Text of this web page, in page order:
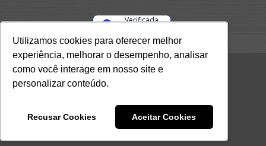
Utilizamos cookies para oferecer melhor
experiência, melhorar o desempenho, analisar
como você interage em nosso site e
personalizar conteúdo.
Recusar Cookies Aceitar Cookies
Utilizamos cookies para oferecer melhor
experiência, melhorar o desempenho, analisar
como você interage em nosso site e
personalizar conteúdo.
Recusar Cookies Aceitar Cookies
Verificada
Ciclo CEAP LTDA / CNPJ 70.953.385/0001-97 /